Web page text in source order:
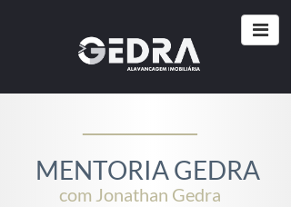
MENTORIA GEDRA
com Jonathan Gedra